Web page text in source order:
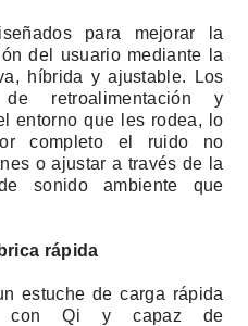
para mejorar la
del usuario mediante la
híbrida y ajustable. Los
de retroalimentación y
entorno que les rodea, lo
completo el ruido no
o ajustar a través de la
sonido ambiente que
rápida
estuche de carga rápida
con Qi y capaz de